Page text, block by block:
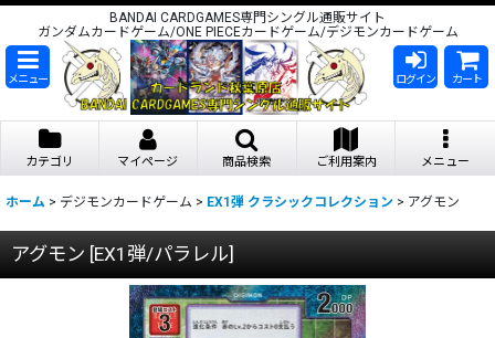
BANDAI CARDGAMES専門シングル通販サイト
ガンダムカードゲーム/ONE PIECEカードゲーム/デジモンカードゲーム
メニュー ログイン カート
カテゴリ マイページ 商品検索 ご利用案内 メニュー
ホーム > デジモンカードゲーム > EX1弾 クラシックコレクション > アグモン
アグモン [EX1弾/パラレル]